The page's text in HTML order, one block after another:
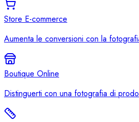
Store E-commerce
Aumenta le conversioni con la
Boutique Online
Distinguerti con una fotografia di